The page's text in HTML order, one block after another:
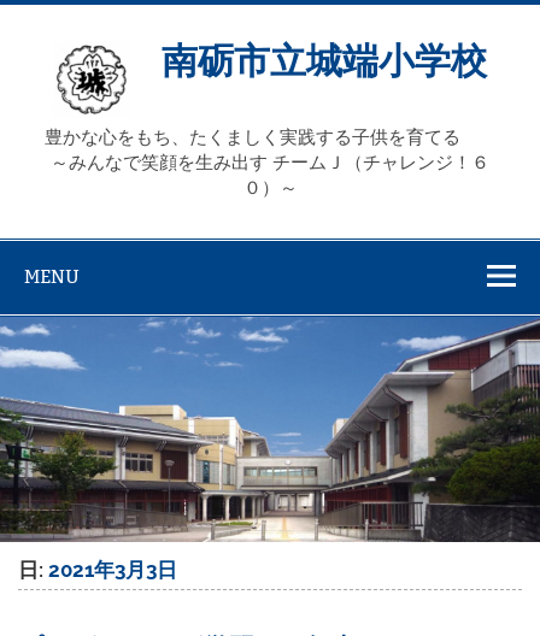
Skip
南砺市立城端小学校
豊かな心をもち、たくましく実践する子供を育てる
～みんなで笑顔を生み出す チームＪ（チャレンジ！６
０）～
MENU
日:2021年3月3日